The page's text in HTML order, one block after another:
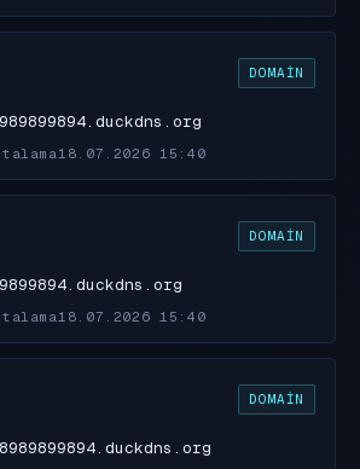
DOMAIN
18.07.2026 15:40
DOMAIN
18.07.2026 15:40
DOMAIN